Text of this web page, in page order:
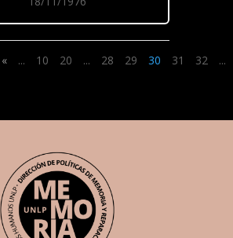
« ... 10 20 ... 28 29 30 31 32 ...